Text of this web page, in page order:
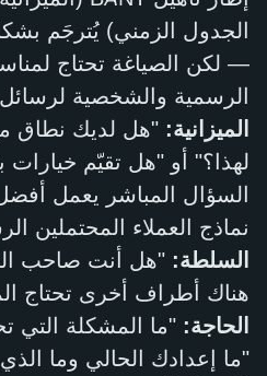
الجدول الزمني) يُترجَم
— لكن الصياغة تحتاج
الرسمية والشخصية
الميزانية: "هل لديك نطاق
لهذا؟" أو "هل تقيّم
السؤال المباشر يعمل
نماذج العملاء المحتملين
السلطة: "هل أنت صاحب
هناك أطراف أخرى تحتاج
الحاجة: "ما المشكلة التي
"ما إعدادك الحالي وما